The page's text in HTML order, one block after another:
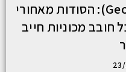
ג'ורג' ורור (George Warwar): הסודות מאחורי
חובב מכוניות חייב